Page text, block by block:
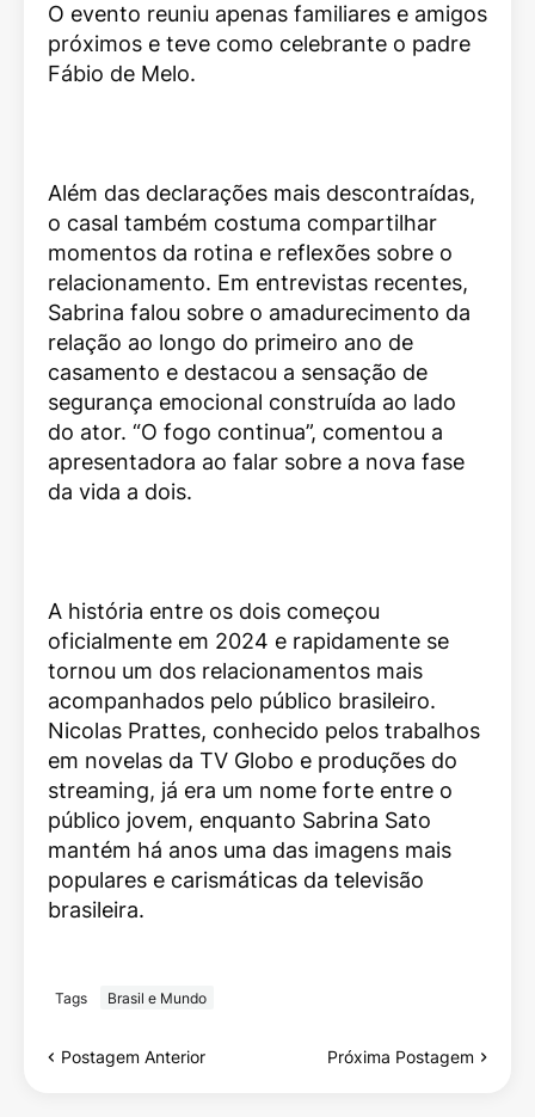
O evento reuniu apenas familiares e amigos
próximos e teve como celebrante o padre
Fábio de Melo.
Além das declarações mais descontraídas,
o casal também costuma compartilhar
momentos da rotina e reflexões sobre o
relacionamento. Em entrevistas recentes,
Sabrina falou sobre o amadurecimento da
relação ao longo do primeiro ano de
casamento e destacou a sensação de
segurança emocional construída ao lado
do ator. “O fogo continua”, comentou a
apresentadora ao falar sobre a nova fase
da vida a dois.
A história entre os dois começou
oficialmente em 2024 e rapidamente se
tornou um dos relacionamentos mais
acompanhados pelo público brasileiro.
Nicolas Prattes, conhecido pelos trabalhos
em novelas da TV Globo e produções do
streaming, já era um nome forte entre o
público jovem, enquanto Sabrina Sato
mantém há anos uma das imagens mais
populares e carismáticas da televisão
brasileira.
Tags Brasil e Mundo
Postagem Anterior Próxima Postagem